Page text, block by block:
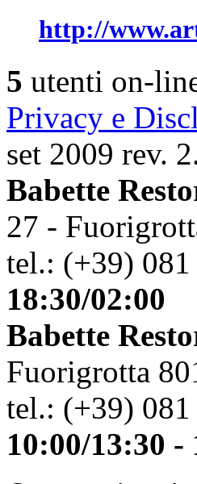
http://
5 utenti on-
Privacy e
set 2009 rev.
Babette
27 -
tel.: (+39)
18:30/02:00
Babette
Fuorigrotta
tel.: (+39)
10:00/13:30 -